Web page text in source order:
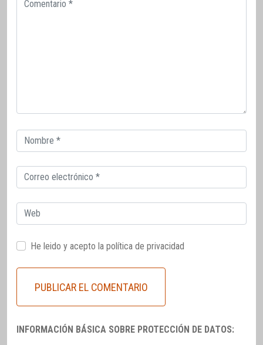
Correo
electrónico
Correo
electrónico
Web
He leido y acepto la política de privacidad
INFORMACIÓN BÁSICA SOBRE PROTECCIÓN DE DATOS: